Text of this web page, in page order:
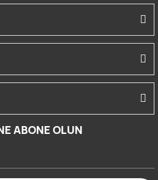
ABONE OLUN